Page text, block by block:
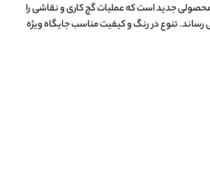
جدید است که عملیات گچ کاری و نقاشی را
رساند. تنوع در رنگ و کیفیت مناسب جایگاه ویژه